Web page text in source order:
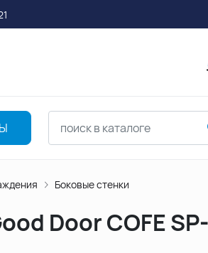
Боковые стенки
Door COFE